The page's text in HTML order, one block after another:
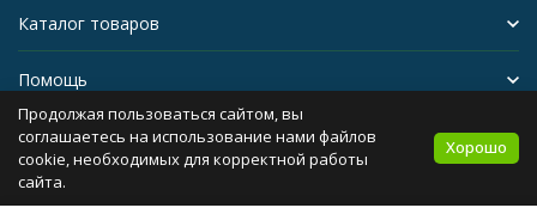
Каталог товаров
Помощь
Бренды
Политика персональных данных Карта сайта
Продолжая пользоваться сайтом, вы
соглашаетесь на использование нами файлов
cookie, необходимых для корректной работы
сайта.
Хорошо